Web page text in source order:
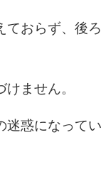
おらず、後
ません。
惑になって